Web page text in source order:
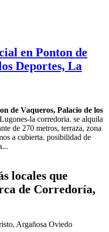
en Ponton de
Deportes, La
de Vaqueros, Palacio de los
Lugones-la corredoria. se alquila
de 270 metros, terraza, zona
a cubierta. posibilidad de
locales que
de Corredoría,